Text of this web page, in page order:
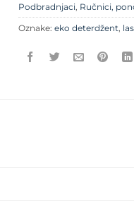
Podbradnjaci Ručnici,
Oznake: eko deterdžent